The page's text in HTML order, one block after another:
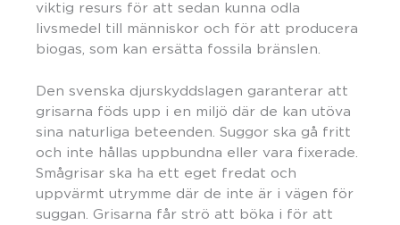
viktig resurs för att sedan kunna odla
livsmedel till människor och för att producera
biogas, som kan ersätta fossila bränslen.
Den svenska djurskyddslagen garanterar att
grisarna föds upp i en miljö där de kan utöva
sina naturliga beteenden. Suggor ska gå fritt
och inte hållas uppbundna eller vara fixerade.
Smågrisar ska ha ett eget fredat och
uppvärmt utrymme där de inte är i vägen för
suggan. Grisarna får strö att böka i för att